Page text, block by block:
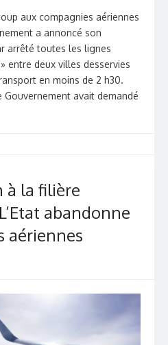
aux compagnies aériennes
a annoncé son
arrêté toutes les lignes
entre deux villes desservies
en moins de 2 h30.
avait demandé
à la filière
abandonne
aériennes